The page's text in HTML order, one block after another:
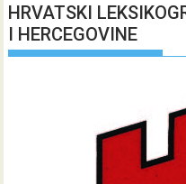
HRVATSKI
I HERCEGOVINE